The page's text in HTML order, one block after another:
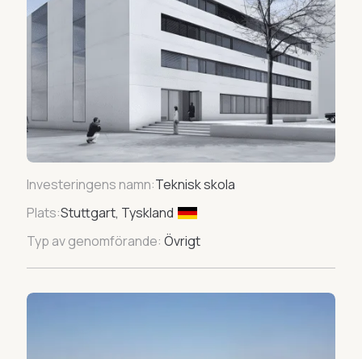
Investeringens namn:Teknisk skola
Plats:Stuttgart, Tyskland
Typ av genomförande: Övrigt